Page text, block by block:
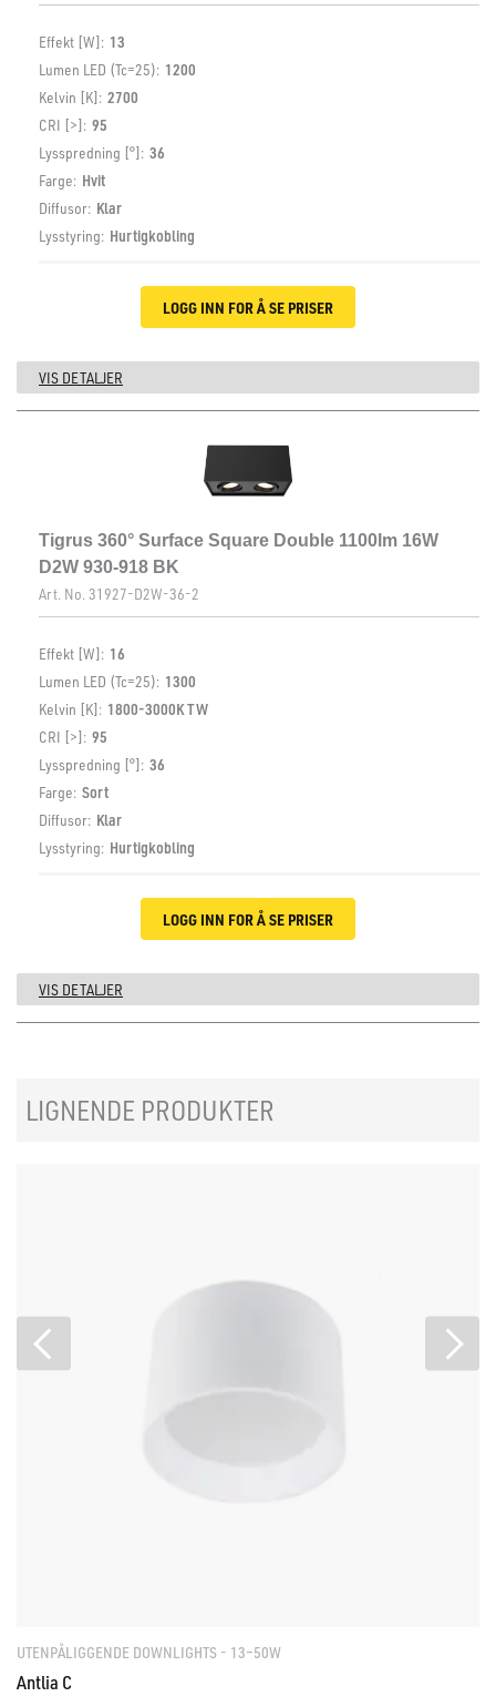
Effekt [W]: 13
Lumen LED (Tc=25): 1200
Kelvin [K]: 2700
CRI [>]: 95
Lysspredning [°]: 36
Farge: Hvit
Diffusor: Klar
Lysstyring: Hurtigkobling
LOGG INN FOR Å SE PRISER
VIS DETALJER
Tigrus 360° Surface Square Double 1100lm 16W
D2W 930-918 BK
Art. No. 31927-D2W-36-2
Effekt [W]: 16
Lumen LED (Tc=25): 1300
Kelvin [K]: 1800-3000K TW
CRI [>]: 95
Lysspredning [°]: 36
Farge: Sort
Diffusor: Klar
Lysstyring: Hurtigkobling
LOGG INN FOR Å SE PRISER
VIS DETALJER
LIGNENDE PRODUKTER
UTENPÅLIGGENDE DOWNLIGHTS - 13–50W
Antlia C